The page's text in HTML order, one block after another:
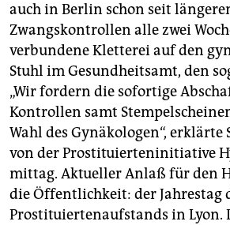
wahrheit
verlag
verlag
veranstaltungen
shop
fragen & hilfe
unterstützen
auch in Berlin schon seit
Zwangskontrollen alle zwei
verbundene Kletterei auf den
Stuhl im Gesundheitsamt, den
„Wir fordern die sofortige
Kontrollen samt
Wahl des Gynäkologen“, erklärte
von der Prostituierteninitiative
mittag. Aktueller Anlaß für den
die Öffentlichkeit: der Jahrestag
Prostituiertenaufstands in Lyon.